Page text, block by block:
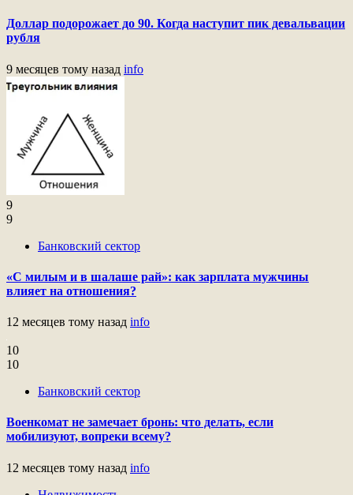
Доллар подорожает до 90. Когда наступит пик девальвации
рубля
9 месяцев тому назад info
9
9
Банковский сектор
«С милым и в шалаше рай»: как зарплата мужчины
влияет на отношения?
12 месяцев тому назад info
10
10
Банковский сектор
Военкомат не замечает бронь: что делать, если
мобилизуют, вопреки всему?
12 месяцев тому назад info